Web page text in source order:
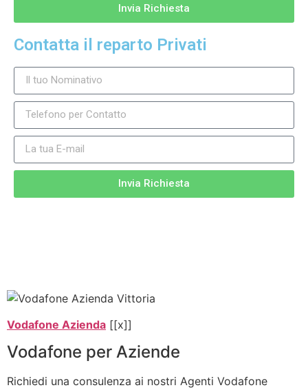
Invia Richiesta
Contatta il reparto Privati
Invia Richiesta
Vodafone Azienda [[x]]
Vodafone per Aziende
Richiedi una consulenza ai nostri Agenti Vodafone